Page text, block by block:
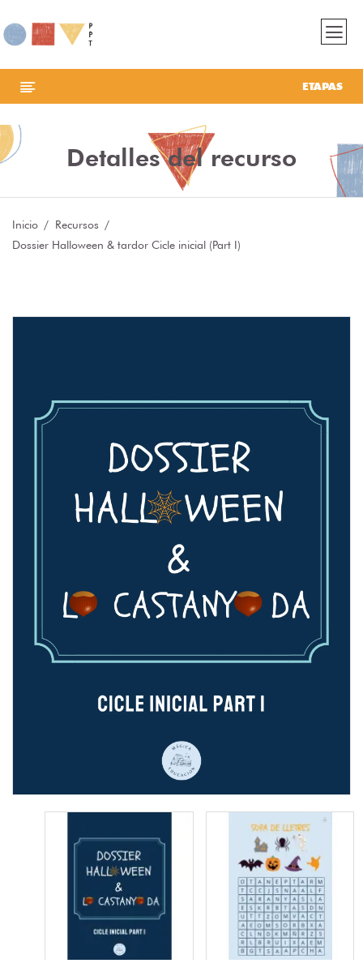
ETAPAS
Detalles del recurso
Inicio
Recursos
Dossier Halloween & tardor Cicle inicial (Part I)